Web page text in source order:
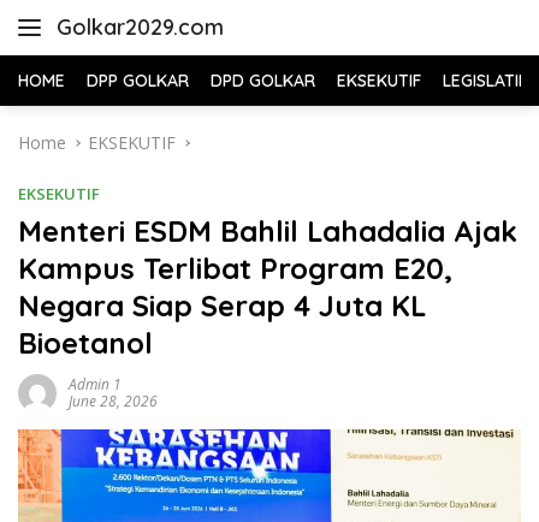
Golkar2029.com
HOME DPP GOLKAR DPD GOLKAR EKSEKUTIF LEGISLATIF
Home EKSEKUTIF
EKSEKUTIF
Menteri ESDM Bahlil Lahadalia Ajak
Kampus Terlibat Program E20,
Negara Siap Serap 4 Juta KL
Bioetanol
Admin 1
June 28, 2026